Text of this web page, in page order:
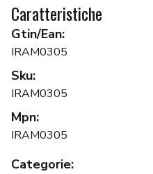
Caratteristiche
Gtin/Ean:
IRAM0305
Sku:
IRAM0305
Mpn:
IRAM0305
Categorie: